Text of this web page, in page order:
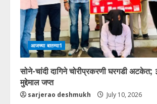
आजच्या बातम्या1
सोने-चांदी दागिने चोरीप्रकरणी घरगडी अटकेत;
मुद्देमाल जप्त
sarjerao deshmukh July 10, 2026